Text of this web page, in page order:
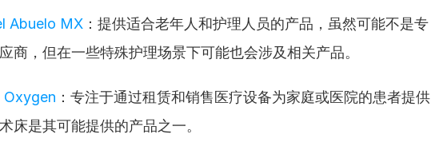
Abuelo MX ：提供适合老年人和护理人员的产品，虽然可能不是专
商，但在一些特殊护理场景下可能也会涉及相关产品。
Oxygen ：专注于通过租赁和销售医疗设备为家庭或医院的患者提供
床是其可能提供的产品之一。